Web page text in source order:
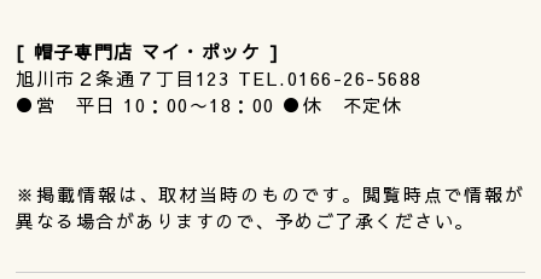
[ 帽子専門店 マイ・ポッケ ]
旭川市２条通７丁目123 TEL.0166-26-5688
●営 平日 10：00〜18：00 ●休 不定休
※掲載情報は、取材当時のものです。閲覧時点で情報が
異なる場合がありますので、予めご了承ください。